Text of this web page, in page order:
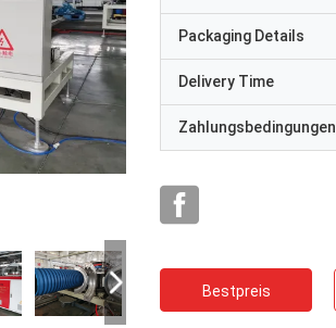
Packaging Details
Delivery Time
Zahlungsbedingungen
Bestpreis